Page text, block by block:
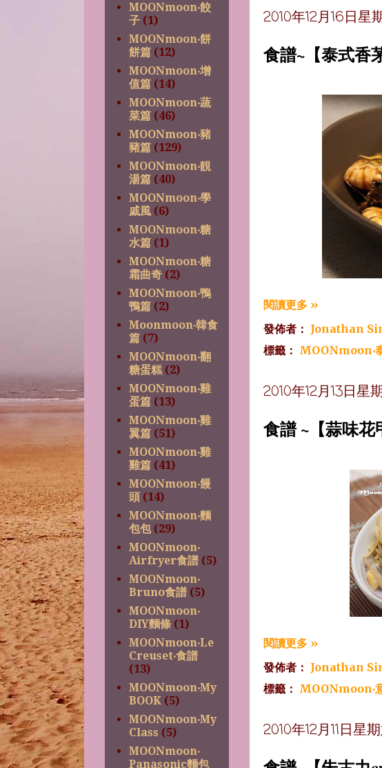
2010年12月16日星
食譜~【泰式香
閱讀更多 »
發佈者： Jonathan
標籤： MOONmoon‧
2010年12月13日星
食譜 ~【蒜味花
閱讀更多 »
發佈者： Jonathan
標籤： MOONmoon‧
2010年12月11日星
MOONmoon‧餃
子 (1)
MOONmoon‧餅
餅篇 (12)
MOONmoon‧增
值篇 (14)
MOONmoon‧蔬
菜篇 (46)
MOONmoon‧豬
豬篇 (129)
MOONmoon‧靚
湯篇 (40)
MOONmoon‧學
戚風 (6)
MOONmoon‧糖
水篇 (1)
MOONmoon‧糖
霜曲奇 (2)
MOONmoon‧鴨
鴨篇 (2)
Moonmoon‧韓食
篇 (7)
MOONmoon‧翻
糖蛋糕 (2)
MOONmoon‧雞
蛋篇 (13)
MOONmoon‧雞
翼篇 (51)
MOONmoon‧雞
雞篇 (41)
MOONmoon‧饅
頭 (14)
MOONmoon‧麵
包包 (29)
MOONmoon‧
Airfryer食譜 (5)
MOONmoon‧
Bruno食譜 (5)
MOONmoon‧
DIY麵條 (1)
MOONmoon‧Le
Creuset‧食譜
(13)
MOONmoon‧My
BOOK (5)
MOONmoon‧My
Class (5)
MOONmoon‧
Panasonic麵包